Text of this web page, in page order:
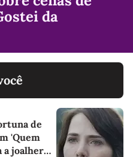
da
de
'Quem
a joalheria